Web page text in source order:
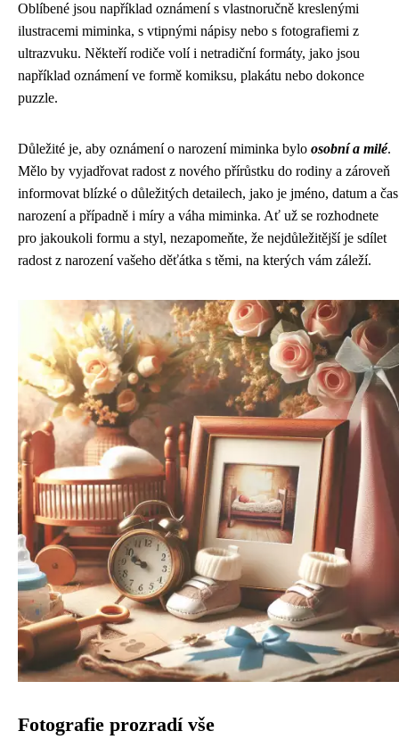
Oblíbené jsou například oznámení s vlastnoručně kreslenými
ilustracemi miminka, s vtipnými nápisy nebo s fotografiemi z
ultrazvuku. Někteří rodiče volí i netradiční formáty, jako jsou
například oznámení ve formě komiksu, plakátu nebo dokonce
puzzle.
Důležité je, aby oznámení o narození miminka bylo osobní a milé.
Mělo by vyjadřovat radost z nového přírůstku do rodiny a zároveň
informovat blízké o důležitých detailech, jako je jméno, datum a čas
narození a případně i míry a váha miminka. Ať už se rozhodnete
pro jakoukoli formu a styl, nezapomeňte, že nejdůležitější je sdílet
radost z narození vašeho děťátka s těmi, na kterých vám záleží.
Fotografie prozradí vše